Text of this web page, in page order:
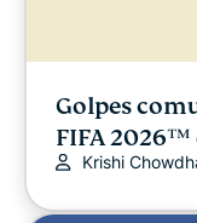
Golpes
FIFA 2026™
Krishi